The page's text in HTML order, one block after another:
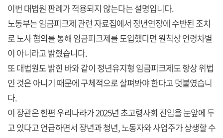
이번 대법원 판례가 적용되지 않는다는 설명입니다.
노동부는 임금피크제 관련 자료집에서 정년연장에 수반된 조치
로 노사 협의를 통해 임금피크제를 도입했다면 원칙상 연령차별
이 아니라고 밝혔습니다.
또 대법원도 밝힌 바와 같이 정년유지형 임금피크제도 항상 위법
인 것은 아니기 때문에 구체적으로 살펴봐야 한다고 덧붙였습니
다.
이 장관은 한편 우리나라가 2025년 초고령사회 진입을 눈앞에 두
고 있다고 언급하면서 장년과 청년, 노동자와 사업주가 상생할 수